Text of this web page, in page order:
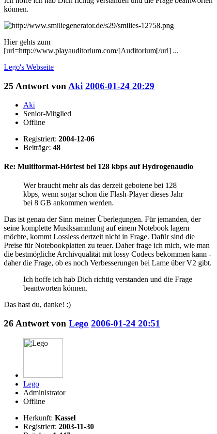
können.
Hier gehts zum
[url=http://www.playauditorium.com/]Auditorium[/url] ...
Lego's Webseite
25 Antwort von Aki 2006-01-24 20:29
Aki
Senior-Mitglied
Offline
Registriert: 2004-12-06
Beiträge: 48
Re: Multiformat-Hörtest bei 128 kbps auf Hydrogenaudio
Wer braucht mehr als das derzeit gebotene bei 128
kbps, wenn sogar schon die Flash-Player dieses Jahr
bei 8 GB ankommen werden.
Das ist genau der Sinn meiner Überlegungen. Für jemanden, der
seine komplette Musiksammlung auf einem Notebook lagern
möchte, kommt Lossless dertzeit nicht in Frage. Dafür sind die
Preise für Notebookplatten zu teuer. Daher frage ich mich, wie man
die bestmögliche Archivqualität mit lossy Codecs bekommen kann -
daher die Frage, ob es noch Verbesserungen bei Lame über V2 gibt.
Ich hoffe ich hab Dich richtig verstanden und die Frage
beantworten können.
Das hast du, danke! :)
26 Antwort von Lego 2006-01-24 20:51
Lego
Administrator
Offline
Herkunft: Kassel
Registriert: 2003-11-30